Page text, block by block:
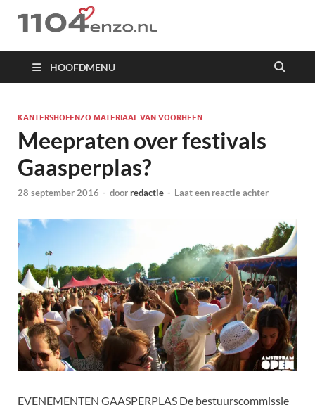
1104 en zo
HOOFDMENU
KANTERSHOFENZO MATERIAAL VAN VOORHEEN
Meepraten over festivals
Gaasperplas?
28 september 2016 - doorredactie - Laat een reactie achter
EVENEMENTEN GAASPERPLAS De bestuurscommissie